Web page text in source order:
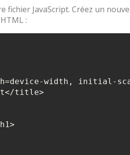
JavaScript. Créez un
: